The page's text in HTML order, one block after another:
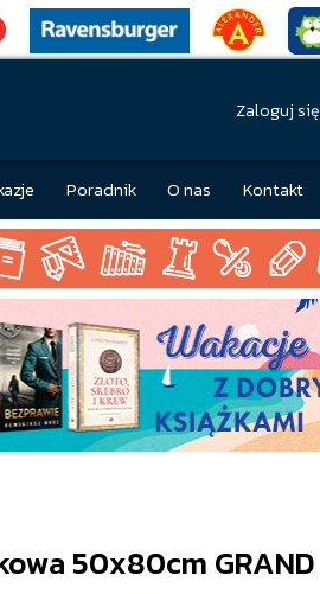
Zaloguj się
Poradnik O nas Kontakt
50x80cm GRAND